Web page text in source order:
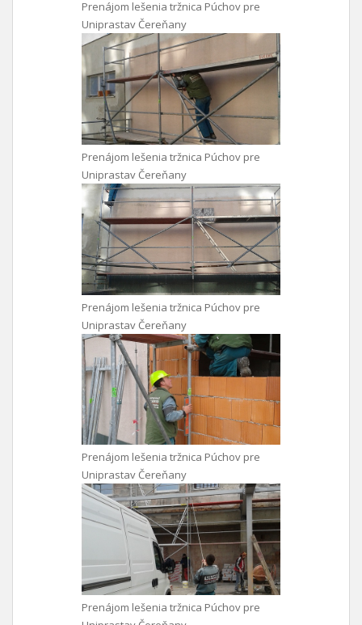
Prenájom lešenia tržnica Púchov pre
Uniprastav Čereňany
Prenájom lešenia tržnica Púchov pre
Uniprastav Čereňany
Prenájom lešenia tržnica Púchov pre
Uniprastav Čereňany
Prenájom lešenia tržnica Púchov pre
Uniprastav Čereňany
Prenájom lešenia tržnica Púchov pre